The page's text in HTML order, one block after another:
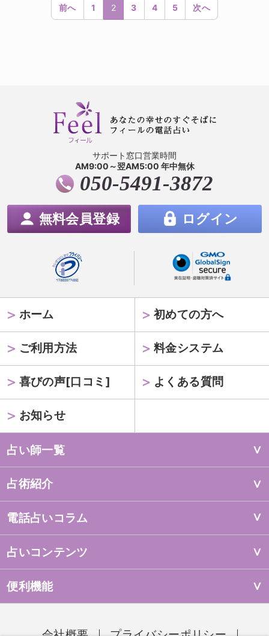
前へ 1 2 3 4 5 次へ
サポート窓口営業時間
AM9:00～翌AM5:00 年中無休
050-5491-3872
無料会員登録 ログイン
ホーム 初めての方へ
ご利用方法 料金システム
喜びの声[口コミ] よくある質問
お知らせ
占い師一覧
占術紹介
電話占いコラム
占いコンテンツ
便利機能